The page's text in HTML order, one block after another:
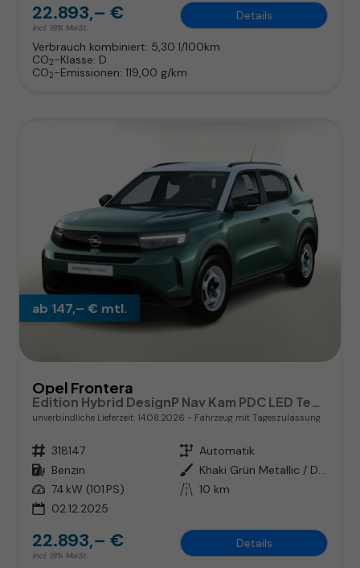
22.893,– €
incl. 19% MwSt.
Details
Verbrauch kombiniert: 5,30 l/100km
CO2-Klasse: D
CO2-Emissionen: 119,00 g/km
ab 147,– € mtl.
Opel Frontera
unverbindliche Lieferzeit: 14.08.2026 Fahrzeug mit Tageszulassung
Fahrzeugnr. 318147 Getriebe Automatik
Kraftstoff Benzin Außenfarbe
Khaki Grün Metallic / Dachfarbe
Leistung 74 kW (101 PS) Kilometerstand 10 km
02.12.2025
22.893,– €
incl. 19% MwSt.
Details